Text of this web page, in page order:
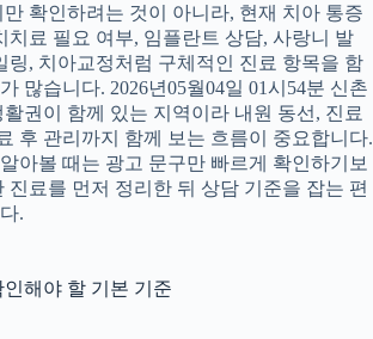
확인하려는 것이 아니라, 현재 치아 통증
치료 필요 여부, 임플란트 상담, 사랑니 발
링, 치아교정처럼 구체적인 진료 항목을 함
많습니다. 2026년05월04일 01시54분 신촌
권이 함께 있는 지역이라 내원 동선, 진료
후 관리까지 함께 보는 흐름이 중요합니다.
아볼 때는 광고 문구만 빠르게 확인하기보
진료를 먼저 정리한 뒤 상담 기준을 잡는 편
.
해야 할 기본 기준